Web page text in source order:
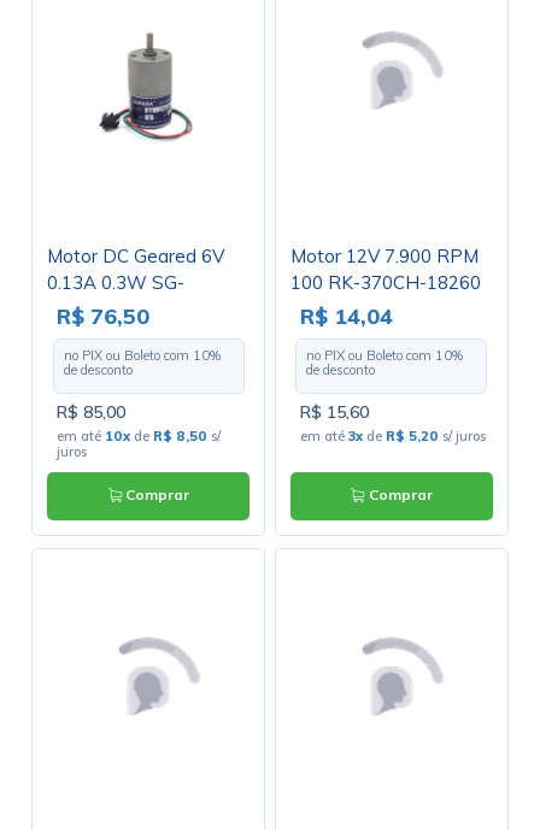
Motor DC Geared 6V
0.13A 0.3W SG-
27063800-187K-6V
R$ 76,50
no PIX ou Boleto com 10%
de desconto
R$ 85,00
em até 10x de R$ 8,50 s/
juros
Comprar
Motor 12V 7.900 RPM
100 RK-370CH-18260
- Cód. Motor 100
R$ 14,04
no PIX ou Boleto com 10%
de desconto
R$ 15,60
em até 3x de R$ 5,20 s/ juros
Comprar